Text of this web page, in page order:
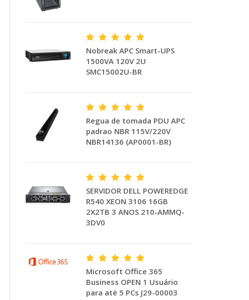
Nobreak APC Smart-UPS
1500VA 120V 2U
SMC15002U-BR
Regua de tomada PDU APC
padrao NBR 115V/220V
NBR14136 (AP0001-BR)
SERVIDOR DELL POWEREDGE
R540 XEON 3106 16GB
2X2TB 3 ANOS 210-AMMQ-
3DV0
Microsoft Office 365
Business OPEN 1 Usuário
para até 5 PCs J29-00003